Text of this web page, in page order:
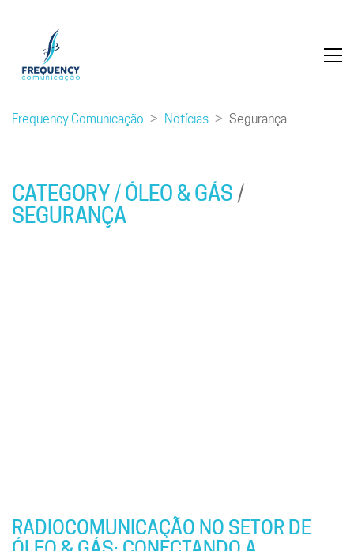
Frequency Comunicação > Notícias > Segurança
CATEGORY /ÓLEO & GÁS /
SEGURANÇA
RADIOCOMUNICAÇÃO NO SETOR DE